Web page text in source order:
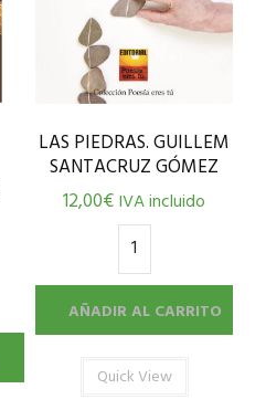
LAS PIEDRAS. GUILLEM
SANTACRUZ GÓMEZ
12,00€IVA incluido
AÑADIR AL CARRITO
Quick View